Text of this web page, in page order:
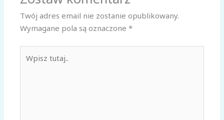
Twój adres email nie zostanie opublikowany.
Wymagane pola są oznaczone*
tutaj..